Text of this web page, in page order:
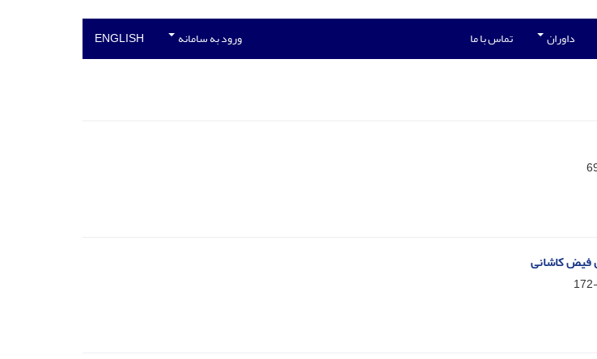
داوران تماس با ما ورود به سامانه ENGLISH
فیض کاشانی